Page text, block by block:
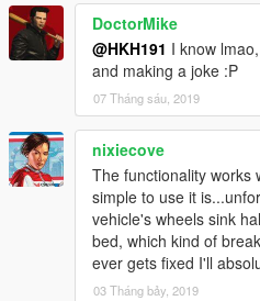
DoctorMike
@HKH191 I know
and making a joke :P
07 Tháng sáu, 2019
nixiecove
The functionality works
simple to use it
vehicle's wheels sink
bed, which kind of
ever gets fixed I'll
03 Tháng bảy, 2019